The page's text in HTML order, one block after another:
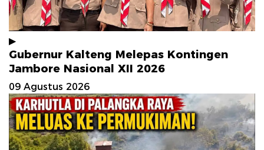
▶
Gubernur Kalteng Melepas Kontingen
Jambore Nasional XII 2026
09 Agustus 2026